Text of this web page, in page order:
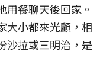
用餐聊天後回家。
大小都來光顧，相
沙拉或三明治，是